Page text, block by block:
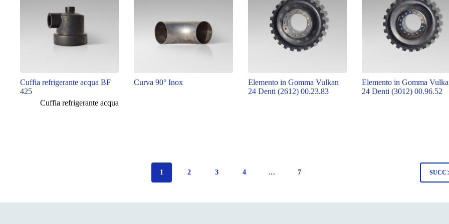
Cuffia refrigerante acqua BF
425
Cuffia refrigerante acqua
Curva 90° Inox
Elemento in Gomma Vulkan
24 Denti (2612) 00.23.83
Elemento in Gomma
24 Denti (3012) 00.96.52
1 2 3 4 … 7 SUCC